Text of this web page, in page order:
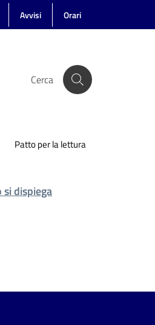
Avvisi Orari
Cerca
Patto per la lettura
dispiega